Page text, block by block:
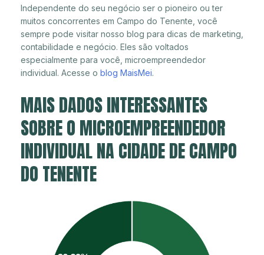
Independente do seu negócio ser o pioneiro ou ter
muitos concorrentes em Campo do Tenente, você
sempre pode visitar nosso blog para dicas de marketing,
contabilidade e negócio. Eles são voltados
especialmente para você, microempreendedor
individual. Acesse o blog MaisMei.
MAIS DADOS INTERESSANTES
SOBRE O MICROEMPREENDEDOR
INDIVIDUAL NA CIDADE DE CAMPO
DO TENENTE